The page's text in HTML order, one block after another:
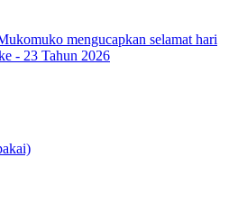
mengucapkan selamat hari
- 23 Tahun 2026